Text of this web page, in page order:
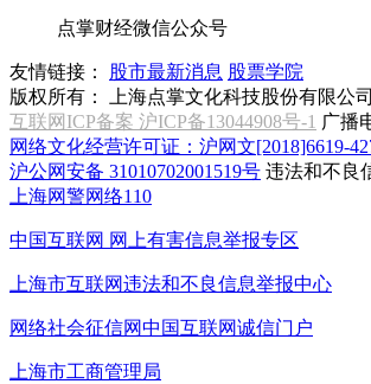
点掌财经微信公众号
友情链接： 股市最新消息 股票学院
版权所有：
上海点掌文化科技股份有限公司
互联网ICP备案 沪ICP备13044908号-1 广播
网络文化经营许可证：沪网文[2018]6619-
沪公网安备 31010702001519号 违法和不良
上海网警网络110
中国互联网 网上有害信息举报专区
上海市互联网违法和不良信息举报中心
网络社会征信网中国互联网诚信门户
上海市工商管理局